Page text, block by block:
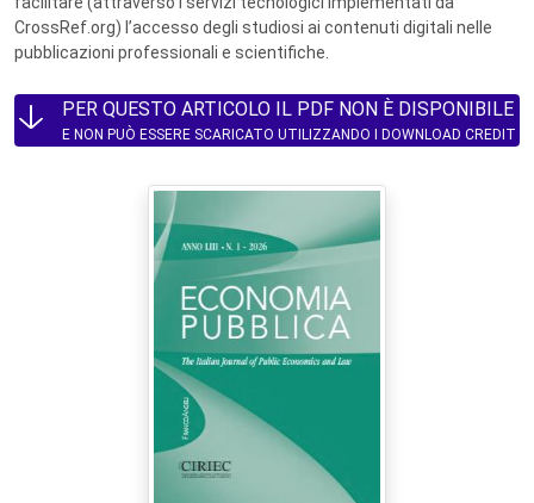
CrossRef.org) l’accesso degli studiosi ai contenuti digitali nelle
pubblicazioni professionali e scientifiche.
PER QUESTO ARTICOLO IL PDF NON È DISPONIBILE
E NON PUÒ ESSERE SCARICATO UTILIZZANDO I DOWNLOAD CREDIT